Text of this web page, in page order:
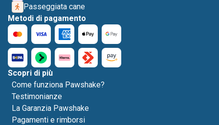
Passeggiata cane
Metodi di pagamento
Scopri di più
Come funziona Pawshake?
Testimonianze
La Garanzia Pawshake
Pagamenti e rimborsi